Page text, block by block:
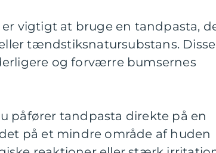
vigtigt at bruge en tandpasta,
tændstiksnatursubstans. Disse
og forværre bumsernes
påfører tandpasta direkte på en
på et mindre område af huden